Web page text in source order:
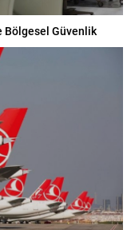
Bölgesel Güvenlik